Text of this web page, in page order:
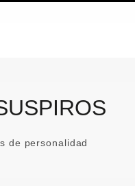
de personalidad